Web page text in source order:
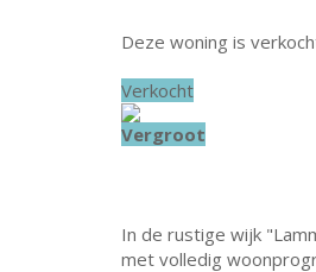
Deze woning is
Verkocht
Vergroot
In de rustige wijk
met volledig